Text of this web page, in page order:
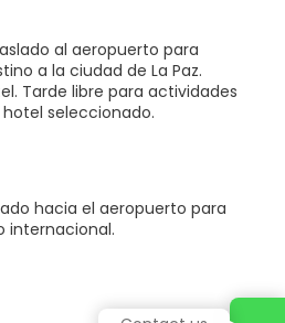
al aeropuerto para
a la ciudad de La Paz.
Tarde libre para actividades
seleccionado.
hacia el aeropuerto para
internacional.